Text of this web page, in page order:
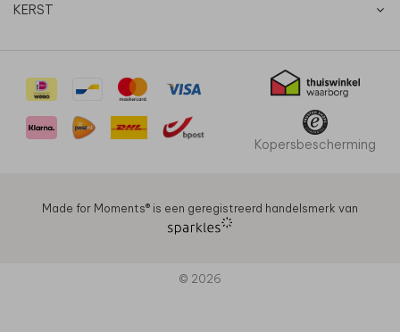
KERST
Kopersbescherming
Made for Moments®️ is een geregistreerd handelsmerk van
© 2026